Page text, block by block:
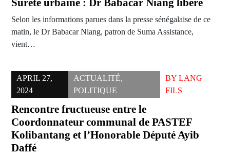
Sûreté urbaine : Dr Babacar Niang libéré
Selon les informations parues dans la presse sénégalaise de ce
matin, le Dr Babacar Niang, patron de Suma Assistance,
vient…
APRIL 27,
2024
ACTUALITÉ,
POLITIQUE
BYLANG
FILS
Rencontre fructueuse entre le
Coordonnateur communal de PASTEF
Kolibantang et l’Honorable Député Ayib
Daffé